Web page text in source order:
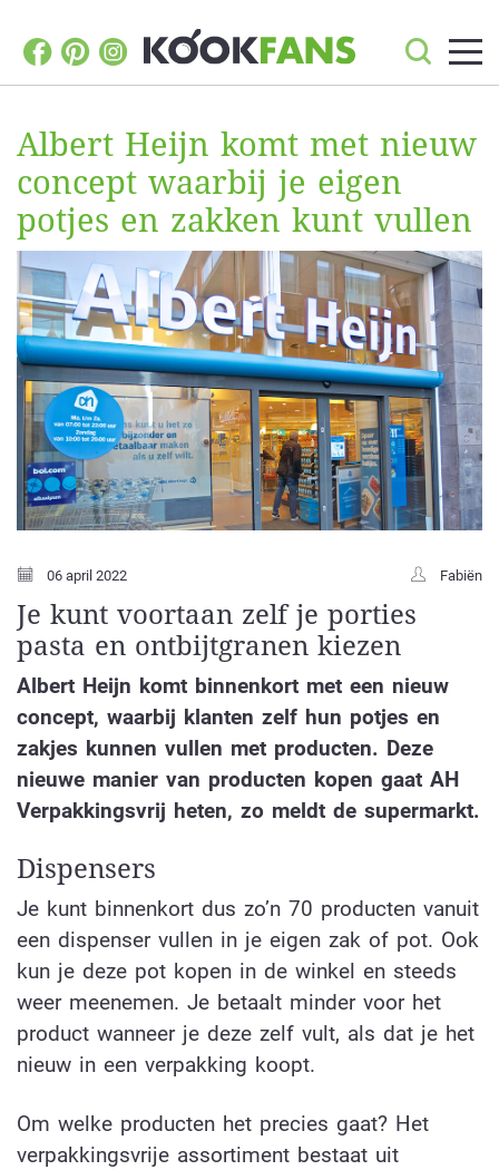
Albert Heijn komt met nieuw
concept waarbij je eigen
potjes en zakken kunt vullen
06 april 2022 Fabiën
Je kunt voortaan zelf je porties
pasta en ontbijtgranen kiezen
Albert Heijn komt binnenkort met een nieuw
concept, waarbij klanten zelf hun potjes en
zakjes kunnen vullen met producten. Deze
nieuwe manier van producten kopen gaat AH
Verpakkingsvrij heten, zo meldt de supermarkt.
Dispensers
Je kunt binnenkort dus zo’n 70 producten vanuit
een dispenser vullen in je eigen zak of pot. Ook
kun je deze pot kopen in de winkel en steeds
weer meenemen. Je betaalt minder voor het
product wanneer je deze zelf vult, als dat je het
nieuw in een verpakking koopt.
Om welke producten het precies gaat? Het
verpakkingsvrije assortiment bestaat uit